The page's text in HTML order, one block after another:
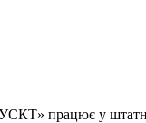
працює у